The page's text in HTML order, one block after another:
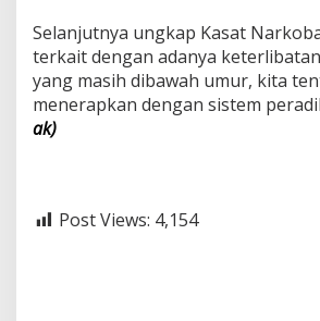
Selanjutnya ungkap Kasat
terkait dengan adanya
yang masih dibawah umur, kita
menerapkan dengan sistem
ak)
Post Views: 4,154